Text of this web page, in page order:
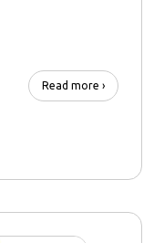
Read more ›